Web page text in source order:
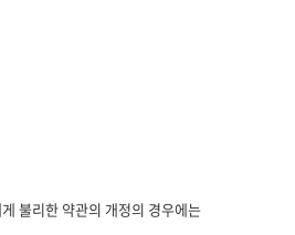
불리한 약관의 개정의 경우에는